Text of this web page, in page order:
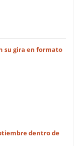
su gira en formato
dentro de